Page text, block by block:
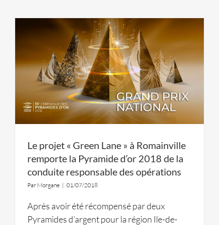
Le projet « Green Lane » à Romainville
remporte la Pyramide d’or 2018 de la
conduite responsable des opérations
Par Morgane | 01/07/2018
Après avoir été récompensé par deux
Pyramides d’argent pour la région Ile-de-